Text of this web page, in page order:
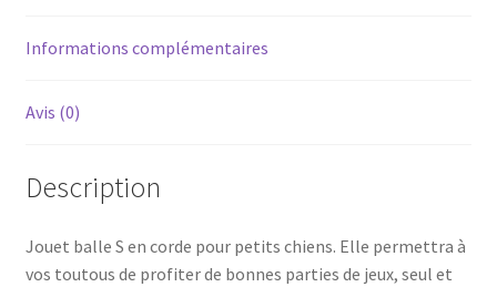
Informations complémentaires
Avis (0)
Description
Jouet balle S en corde pour petits chiens. Elle permettra à
vos toutous de profiter de bonnes parties de jeux, seul et